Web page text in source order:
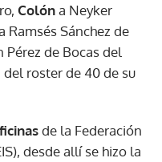
Colóna Neyker
Ramsés Sánchez de
Pérez de Bocas del
roster de 40 de su
de la Federación
desde allí se hizo la